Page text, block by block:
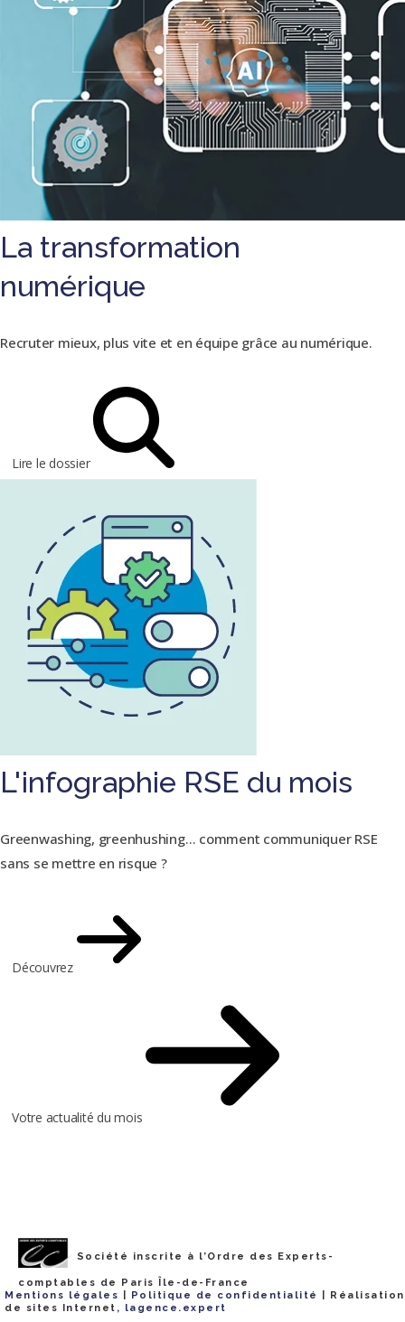
La transformation
numérique
Recruter mieux, plus vite et en équipe grâce au numérique.
Lire le dossier
L'infographie RSE du mois
Greenwashing, greenhushing… comment communiquer RSE
sans se mettre en risque ?
Découvrez
Votre actualité du mois
Société inscrite à l’Ordre des Experts-
comptables de Paris Île-de-France
Mentions légales
Politique de confidentialité
| Réalisation
de sites Internet, lagence.expert
Les cookies assurent le bon fonctionnement de notre site
Internet. En utilisant ce dernier, vous acceptez leur utilisation.En